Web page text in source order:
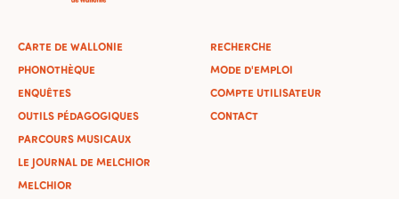
CARTE DE WALLONIE
PHONOTHÈQUE
ENQUÊTES
OUTILS PÉDAGOGIQUES
PARCOURS MUSICAUX
LE JOURNAL DE MELCHIOR
MELCHIOR
RECHERCHE
MODE D'EMPLOI
COMPTE UTILISATEUR
CONTACT